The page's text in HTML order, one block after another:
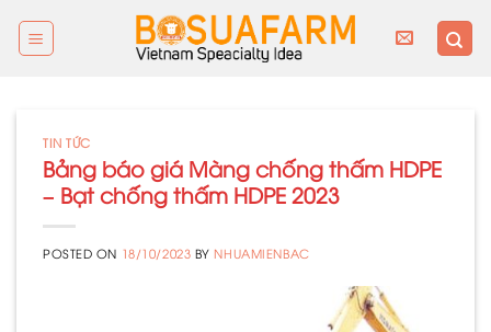
TIN TỨC
Bảng báo giá Màng chống thấm HDPE
– Bạt chống thấm HDPE 2023
POSTED ON 18/10/2023 BYNHUAMIENBAC